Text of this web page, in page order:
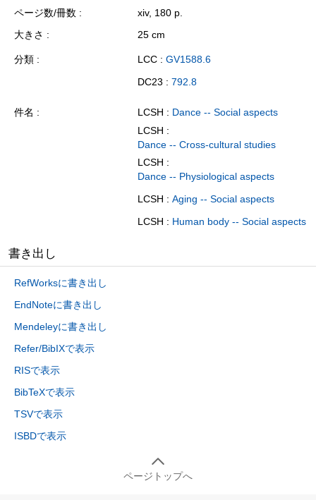
ページ数/冊数
xiv, 180 p.
大きさ
25 cm
分類 LCC : GV1588.6
DC23 : 792.8
件名 LCSH : Dance -- Social aspects
LCSH :
Dance -- Cross-cultural studies
LCSH :
Dance -- Physiological aspects
LCSH : Aging -- Social aspects
LCSH : Human body -- Social aspects
書き出し
RefWorksに書き出し
EndNoteに書き出し
Mendeleyに書き出し
Refer/BibIXで表示
RISで表示
BibTeXで表示
TSVで表示
ISBDで表示
ページトップへ